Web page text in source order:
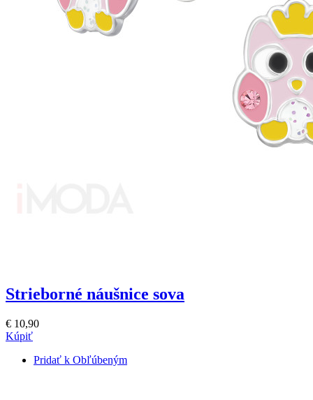
Strieborné náušnice sova
€ 10,90
Kúpiť
Pridať k Obľúbeným